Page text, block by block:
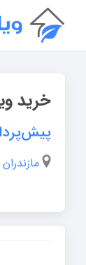
خرید
پیش‌پرداخت
مازندران